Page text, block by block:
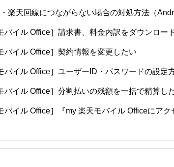
楽天回線につながらない場合の対処方法（
バイル Office］請求書、料金内訳をダウンロー
バイル Office］契約情報を変更したい
バイル Office］ユーザーID・パスワードの設定
バイル Office］分割払いの残額を一括で精算し
バイル Office］『my 楽天モバイル Officeにア
グ（データ通信）ご利用方法（Android版）